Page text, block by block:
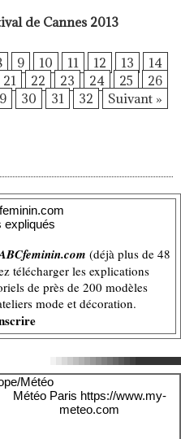
de Cannes 2013
9 10 11 12 13
14
21 22 23 24 25
26
30 31 32 Suivant »
(déjà plus de 48
télécharger les explications
de près de 200 modèles
mode et décoration.
Météo Paris https://www.my-
meteo.com